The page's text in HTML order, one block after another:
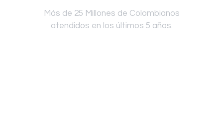
Más de 25 Millones de Colombianos
atendidos en los últimos 5 años.